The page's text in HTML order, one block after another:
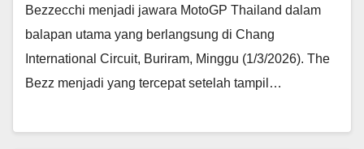
Bezzecchi menjadi jawara MotoGP Thailand dalam
balapan utama yang berlangsung di Chang
International Circuit, Buriram, Minggu (1/3/2026). The
Bezz menjadi yang tercepat setelah tampil…